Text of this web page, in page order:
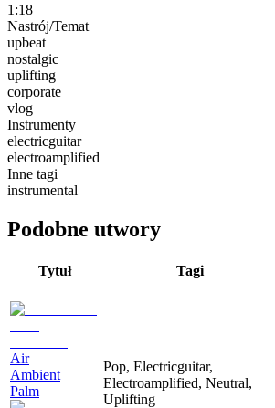
1:18
Nastrój/Temat
upbeat
nostalgic
uplifting
corporate
vlog
Instrumenty
electricguitar
electroamplified
Inne tagi
instrumental
Podobne utwory
Tytuł Tagi
Air
Ambient
Palm
Pop, Electricguitar,
Electroamplified, Neutral,
Uplifting